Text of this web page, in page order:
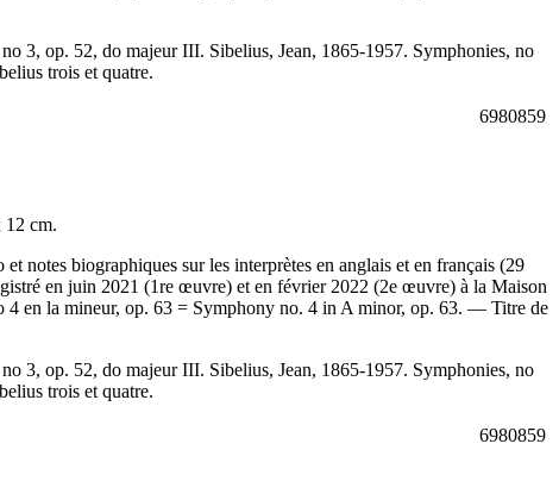
3, op. 52, do majeur III. Sibelius, Jean, 1865-1957. Symphonies, no
trois et quatre.
6980859
cm.
biographiques sur les interprètes en anglais et en français (29
en juin 2021 (1re œuvre) et en février 2022 (2e œuvre) à la Maison
en la mineur, op. 63 = Symphony no. 4 in A minor, op. 63. — Titre de
3, op. 52, do majeur III. Sibelius, Jean, 1865-1957. Symphonies, no
trois et quatre.
6980859